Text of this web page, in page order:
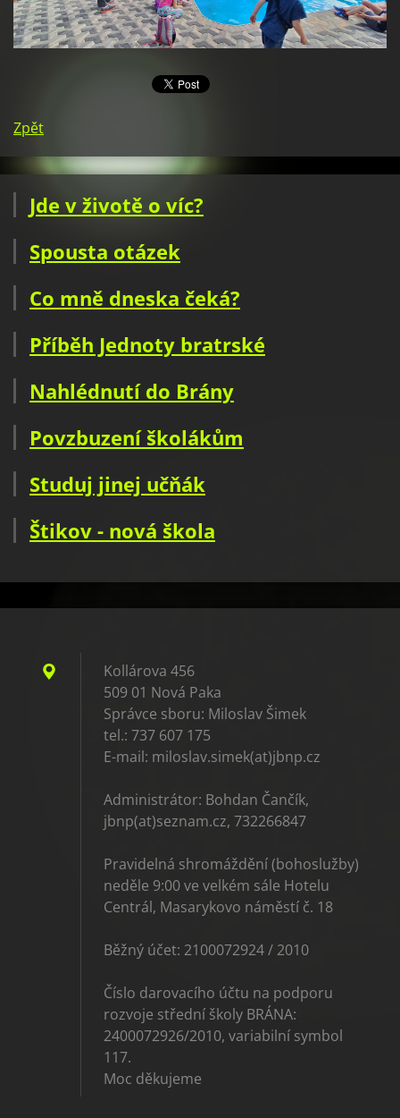
Zpět
Jde v životě o víc?
Spousta otázek
Co mně dneska čeká?
Příběh Jednoty bratrské
Nahlédnutí do Brány
Povzbuzení školákům
Studuj jinej učňák
Štikov - nová škola
Kollárova 456
509 01 Nová Paka
Správce sboru: Miloslav Šimek
tel.: 737 607 175
E-mail: miloslav.simek(at)jbnp.cz
Administrátor: Bohdan Čančík,
jbnp(at)seznam.cz, 732266847
Pravidelná shromáždění (bohoslužby)
neděle 9:00 ve velkém sále Hotelu
Centrál, Masarykovo náměstí č. 18
Běžný účet: 2100072924 / 2010
Číslo darovacího účtu na podporu
rozvoje střední školy BRÁNA:
2400072926/2010, variabilní symbol
117.
Moc děkujeme